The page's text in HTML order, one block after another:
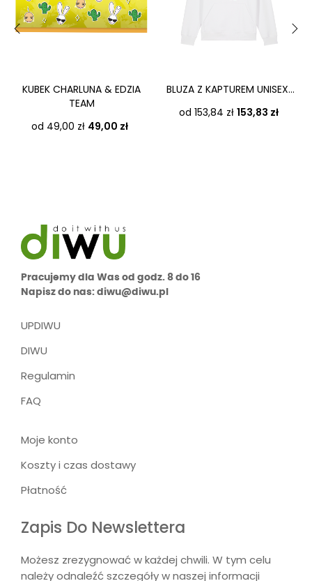
KUBEK CHARLUNA & EDZIA
TEAM
od 49,00 zł Cena
49,00 zł
BLUZA Z KAPTUREM UNISEX...
od 153,84 zł Cena
153,83 zł
Pracujemy dla Was od godz. 8 do 16
Napisz do nas: diwu@diwu.pl
UPDIWU
DIWU
Regulamin
FAQ
Moje konto
Koszty i czas dostawy
Płatność
Zapis Do Newslettera
Możesz zrezygnować w każdej chwili. W tym celu
należy odnaleźć szczegóły w naszej informacji